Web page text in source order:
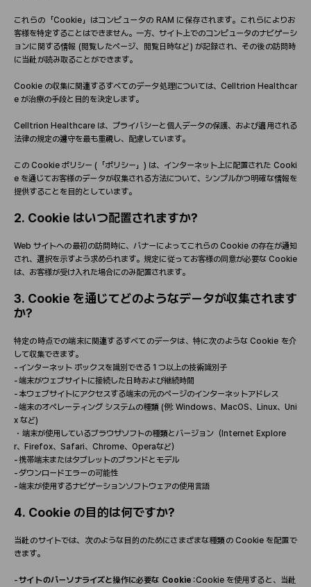
これらの 「Cookie 」 はコンピュータの RAM に保存されます。これらによりお
客様を特定することはできません。一方、サイト上でのコンピュータのナビゲーシ
ョンに関する情報 (閲覧したページ、 閲覧日時など) が記録され、その後の訪問時
に当社が読み取ることができます。
Cookie の収集に関連するすべてのデータ処理については、 Celltrion Healthcar
e が治療の手段と目的を決定します。
Celltrion Healthcare は、プライバシーと個人データの保護、および適用される
法律の規定の遵守を最も重視し、配慮しています。
この Cookieポリシー (「ポリシー 」 ) は、インターネット上に配置された Cooki
e を通じてお客様のデータが収集される方法について、シンプルかつ明確な情報を
提供することを目的としています。
2. Cookie はいつ配置されますか?
Webサイトへの最初の訪問時に、バナーによってこれらの Cookie の存在が通知
され、選択を示すよう求められます。規定に従ってお客様の同意が必要なCookie
は、お客様が受け入れた場合にのみ配置されます。
3. Cookie を通じてどのようなデータが収集されます
か?
特定の時点での端末に関連するすべてのデータは、特に次のような Cookie を介
して収集できます。
- インターネット ボックスを識別できる 1 つ以上の技術識別子
-端末がウェブサイトに接続した日時および継続時間
- 本ウェブサイトにアクセスする端末の元のページのインターネットアドレス
-端末のオペレーティング システムの種類 (例 : Windows、 MacOS、 Linux、 Uni
x など)
・ 端末が使用しているブラウザソフトの種類とバージョン（Internet Explore
r、 Firefox、 Safari、 Chrome、 Operaなど）
-携帯端末またはタブレットのブランドとモデル
-ダウンロー ドエラーの可能性
-端末が使用するナビゲーションソフトウェアの使用言語
4. Cookie の目的は何ですか?
当社のサイトでは、次のような目的のためにさまざまな種類のCookie を配置で
きます。
-サイトのパーソナライズと操作に必要な Cookie : Cookie を使用すると、 当社